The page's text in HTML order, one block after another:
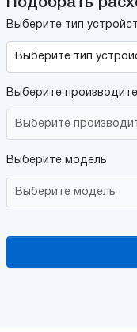
Подобрать
Выберите тип
Выберите
Выберите модель